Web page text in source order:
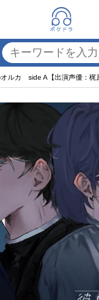
ルカ side A【出演声優：梶原